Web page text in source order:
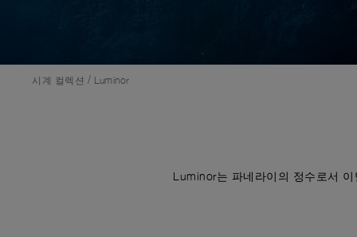
시계 컬렉션 / Luminor
Luminor는 파네라이의 정수로서